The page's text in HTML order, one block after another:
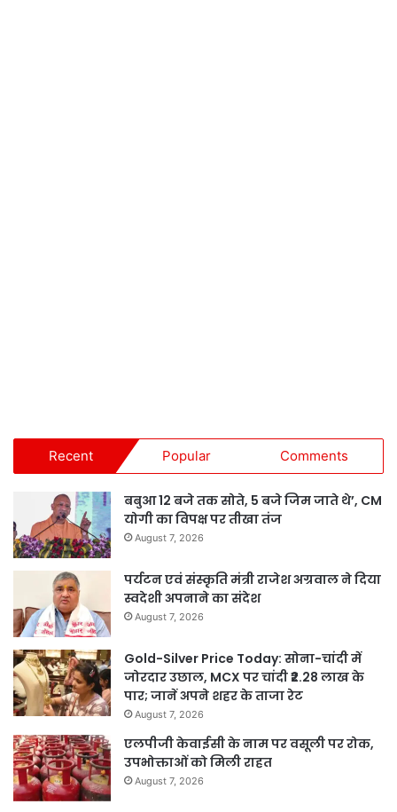
Recent Popular Comments
बबुआ 12 बजे तक सोते, 5 बजे जिम जाते थे’, CM
योगी का विपक्ष पर तीखा तंज
August 7, 2026
पर्यटन एवं संस्कृति मंत्री राजेश अग्रवाल ने दिया
स्वदेशी अपनाने का संदेश
August 7, 2026
Gold-Silver Price Today: सोना-चांदी में
जोरदार उछाल, MCX पर चांदी ₹2.28 लाख के
पार; जानें अपने शहर के ताजा रेट
August 7, 2026
एलपीजी केवाईसी के नाम पर वसूली पर रोक,
उपभोक्ताओं को मिली राहत
August 7, 2026